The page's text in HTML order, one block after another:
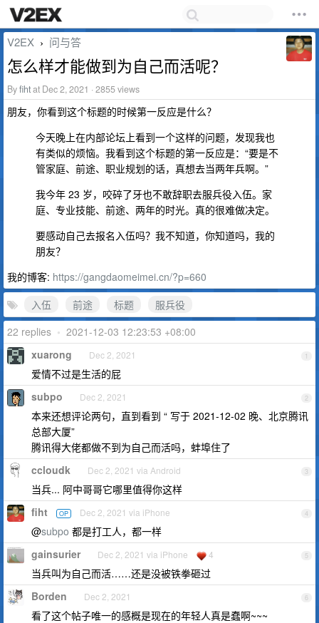
V2EX › 问与答
怎么样才能做到为自己而活呢？
Byfihtat Dec 2, 2021 · 2855 views
朋友，你看到这个标题的时候第一反应是什么？
今天晚上在内部论坛上看到一个这样的问题，发现我也
有类似的烦恼。我看到这个标题的第一反应是：“要是不
管家庭、前途、职业规划的话，真想去当两年兵啊。”
我今年 23 岁，咬碎了牙也不敢辞职去服兵役入伍。家
庭、专业技能、前途、两年的时光。真的很难做决定。
要感动自己去报名入伍吗？我不知道，你知道吗，我的
朋友？
我的博客: https://gangdaomeimei.cn/?p=660
入伍
前途 标题
服兵役
22 replies • 2021-12-03 12:23:53 +08:00
1
xuarong Dec 2, 2021
爱情不过是生活的屁
2
subpo Dec 2, 2021
本来还想评论两句，直到看到 “ 写于 2021-12-02 晚、北京腾讯
总部大厦”
腾讯得大佬都做不到为自己而活吗，蚌埠住了
3
ccloudk Dec 2, 2021 via Android
当兵... 阿中哥哥它哪里值得你这样
4
fiht OP Dec 2, 2021 via iPhone
@subpo 都是打工人，都一样
5
gainsurier Dec 2, 2021 via iPhone 4
当兵叫为自己而活……还是没被铁拳砸过
6
Borden Dec 2, 2021
看了这个帖子唯一的感概是现在的年轻人真是蠢啊~~~